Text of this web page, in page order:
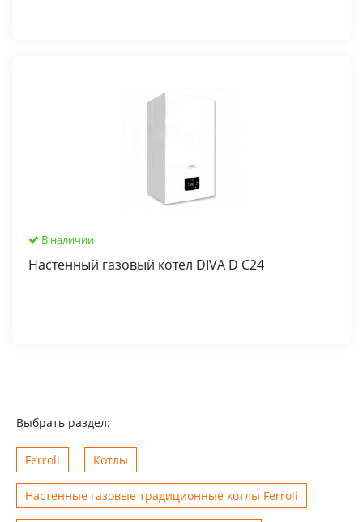
В наличии
Настенный газовый котел DIVA D C24
Выбрать раздел:
Ferroli Котлы
Настенные газовые традиционные котлы Ferroli